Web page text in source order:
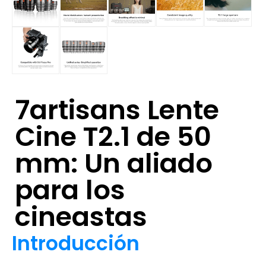
7artisans Lente
Cine T2.1 de 50
mm: Un aliado
para los
cineastas
Introducción